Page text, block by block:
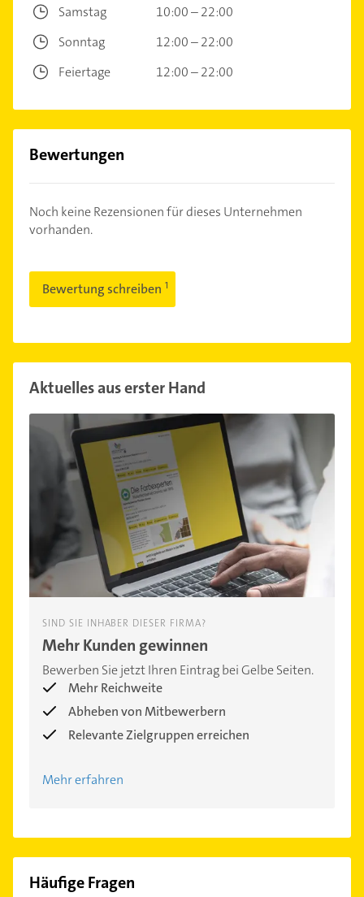
Samstag
10:00 – 22:00
Sonntag
12:00 – 22:00
Feiertage
12:00 – 22:00
Bewertungen
Noch keine Rezensionen für dieses Unternehmen
vorhanden.
Bewertung schreiben
Aktuelles aus erster Hand
SIND SIE INHABER DIESER FIRMA?
Mehr Kunden gewinnen
Bewerben Sie jetzt Ihren Eintrag bei Gelbe Seiten.
Mehr Reichweite
Abheben von Mitbewerbern
Relevante Zielgruppen erreichen
Mehr erfahren
Häufige Fragen